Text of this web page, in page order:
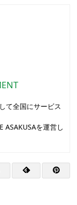
て全国にサービス
ASAKUSAを運営し